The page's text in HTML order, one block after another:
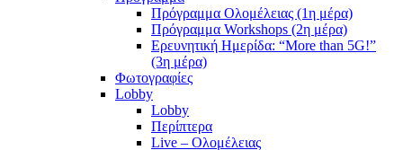
Πρόγραμμα Ολομέλειας (1η μέρα)
Πρόγραμμα Workshops (2η μέρα)
Ερευνητική Ημερίδα: “More than 5G!”
(3η μέρα)
Φωτογραφίες
Lobby
Lobby
Περίπτερα
Live – Ολομέλειας